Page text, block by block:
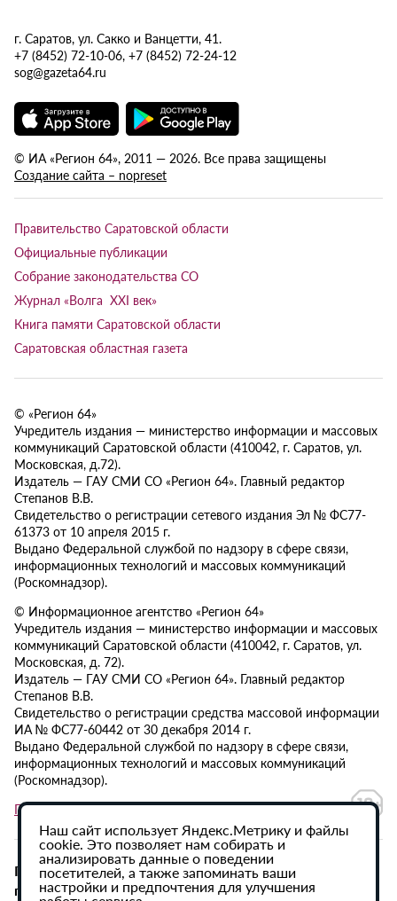
г. Саратов, ул. Сакко и Ванцетти, 41.
+7 (8452) 72-10-06, +7 (8452) 72-24-12
sog@gazeta64.ru
© ИА «Регион 64», 2011 — 2026. Все права защищены
Создание сайта – nopreset
Правительство Саратовской области
Официальные публикации
Собрание законодательства СО
Журнал «Волга XXI век»
Книга памяти Саратовской области
Саратовская областная газета
© «Регион 64»
Учредитель издания — министерство информации и массовых
коммуникаций Саратовской области (410042, г. Саратов, ул.
Московская, д.72).
Издатель — ГАУ СМИ СО «Регион 64». Главный редактор
Степанов В.В.
Свидетельство о регистрации сетевого издания Эл № ФС77-
61373 от 10 апреля 2015 г.
Выдано Федеральной службой по надзору в сфере связи,
информационных технологий и массовых коммуникаций
(Роскомнадзор).
© Информационное агентство «Регион 64»
Учредитель издания — министерство информации и массовых
коммуникаций Саратовской области (410042, г. Саратов, ул.
Московская, д. 72).
Издатель — ГАУ СМИ СО «Регион 64». Главный редактор
Степанов В.В.
Свидетельство о регистрации средства массовой информации
ИА № ФС77-60442 от 30 декабря 2014 г.
Выдано Федеральной службой по надзору в сфере связи,
информационных технологий и массовых коммуникаций
(Роскомнадзор).
Политика в отношении обработки персональных данных
При использовании материалов сайта активная
гиперссылка на ИА «Регион 64» обязательна.
Наш сайт использует Яндекс.Метрику и файлы
cookie. Это позволяет нам собирать и
анализировать данные о поведении
посетителей, а также запоминать ваши
настройки и предпочтения для улучшения